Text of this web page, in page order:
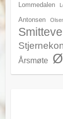
Lommedalen
Antonsen
Årsmøte